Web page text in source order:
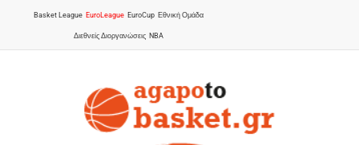
Basket League EuroLeague EuroCup Εθνική Ομάδα
Διεθνείς Διοργανώσεις NBA